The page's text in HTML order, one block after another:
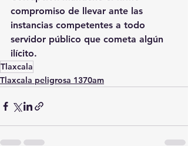
compromiso de llevar ante las
instancias competentes a todo
servidor público que cometa algún
ilícito.
Tlaxcala
Tlaxcala peligrosa 1370am